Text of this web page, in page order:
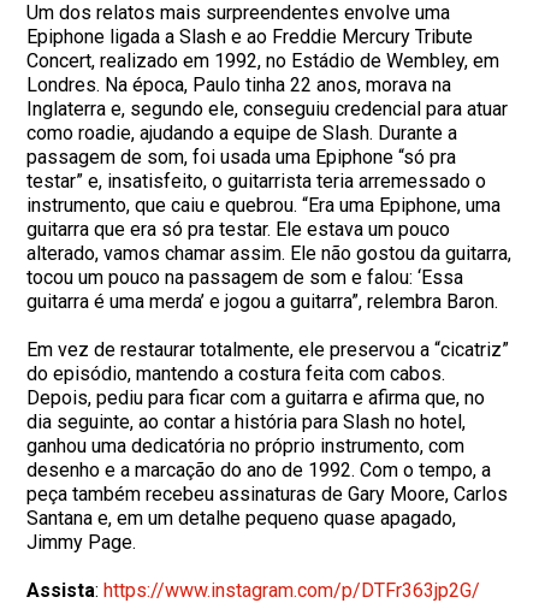
Um dos relatos mais surpreendentes envolve uma
Epiphone ligada a Slash e ao Freddie Mercury Tribute
Concert, realizado em 1992, no Estádio de Wembley, em
Londres. Na época, Paulo tinha 22 anos, morava na
Inglaterra e, segundo ele, conseguiu credencial para atuar
como roadie, ajudando a equipe de Slash. Durante a
passagem de som, foi usada uma Epiphone “só pra
testar” e, insatisfeito, o guitarrista teria arremessado o
instrumento, que caiu e quebrou. “Era uma Epiphone, uma
guitarra que era só pra testar. Ele estava um pouco
alterado, vamos chamar assim. Ele não gostou da guitarra,
tocou um pouco na passagem de som e falou: ‘Essa
guitarra é uma merda’ e jogou a guitarra”, relembra Baron.
Em vez de restaurar totalmente, ele preservou a “cicatriz”
do episódio, mantendo a costura feita com cabos.
Depois, pediu para ficar com a guitarra e afirma que, no
dia seguinte, ao contar a história para Slash no hotel,
ganhou uma dedicatória no próprio instrumento, com
desenho e a marcação do ano de 1992. Com o tempo, a
peça também recebeu assinaturas de Gary Moore, Carlos
Santana e, em um detalhe pequeno quase apagado,
Jimmy Page.
Assista:https://www.instagram.com/p/DTFr363jp2G/